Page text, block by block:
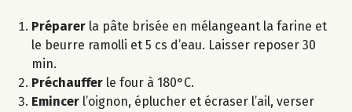
Préparer la pâte brisée en mélangeant la farine et
le beurre ramolli et 5 cs d’eau. Laisser reposer 30
min.
Préchauffer le four à 180°C.
Emincer l’oignon, éplucher et écraser l’ail, verser